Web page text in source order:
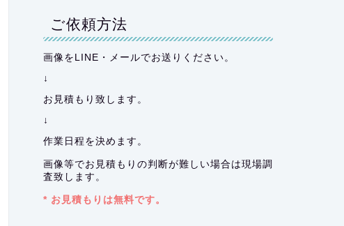
ご依頼方法
画像をLINE・メールでお送りください。
↓
お見積もり致します。
↓
作業日程を決めます。
画像等でお見積もりの判断が難しい場合は現場調
査致します。
* お見積もりは無料です。